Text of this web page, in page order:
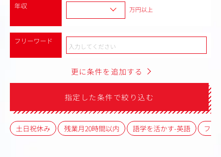
年収 万円以上
フリーワード
更に条件を追加する
指定した条件で絞り込む
土日祝休み 残業月20時間以内 語学を活かす-英語 フレ